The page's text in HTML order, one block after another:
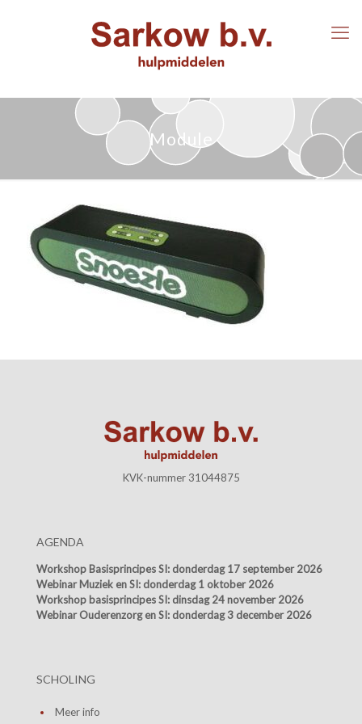
Module
KVK-nummer 31044875
AGENDA
Workshop Basisprincipes SI: donderdag 17 september 2026
Webinar Muziek en SI: donderdag 1 oktober 2026
Workshop basisprincipes SI: dinsdag 24 november 2026
Webinar Ouderenzorg en SI: donderdag 3 december 2026
SCHOLING
Meer info